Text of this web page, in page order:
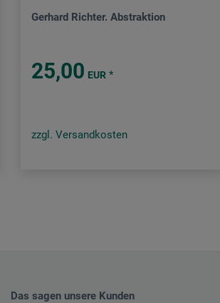
Gerhard Richter. Abstraktion
25,00 EUR *
zzgl. Versandkosten
Das sagen unsere Kunden